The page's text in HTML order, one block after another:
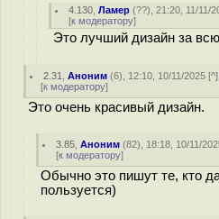
4.130 ,Ламер (??), 21:20, 11/11/
[к модератору]
Это лучший дизайн за
2.31 ,Аноним (6), 12:10, 10/11/2025 [^
[к модератору]
Это очень красивый дизайн.
3.85 ,Аноним (82), 18:18, 10/11/
[к модератору]
Обычно это пишут те, кто
пользуется)